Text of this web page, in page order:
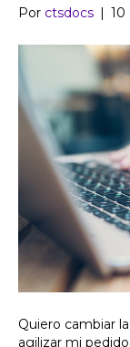
Por ctsdocs 10
Quiero cambiar
agilizar mi